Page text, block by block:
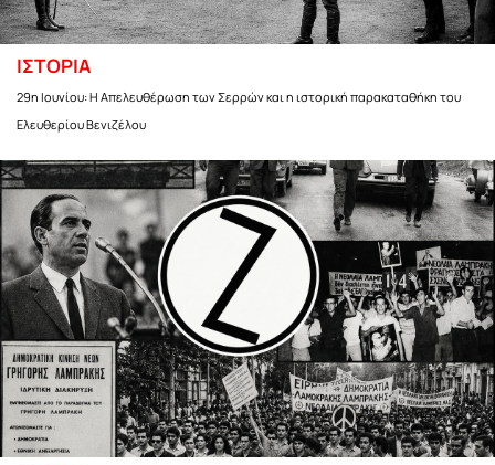
ΙΣΤΟΡΙΑ
29η Ιουνίου: Η Απελευθέρωση των Σερρών και η ιστορική παρακαταθήκη του
Ελευθερίου Βενιζέλου